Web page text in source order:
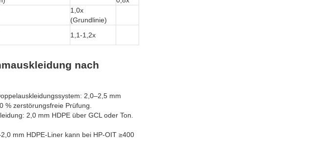
1,0x
(Grundlinie)
1,1-1,2x
nach
2,0–2,5 mm
% zerstörungsfreie Prüfung.
2,0 mm HDPE über GCL oder Ton.
mm HDPE-Liner kann bei HP-OIT ≥400